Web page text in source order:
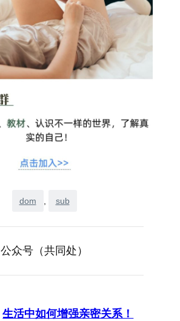
dom , sub
公众号（共同处）
生活中如何增强亲密关系！